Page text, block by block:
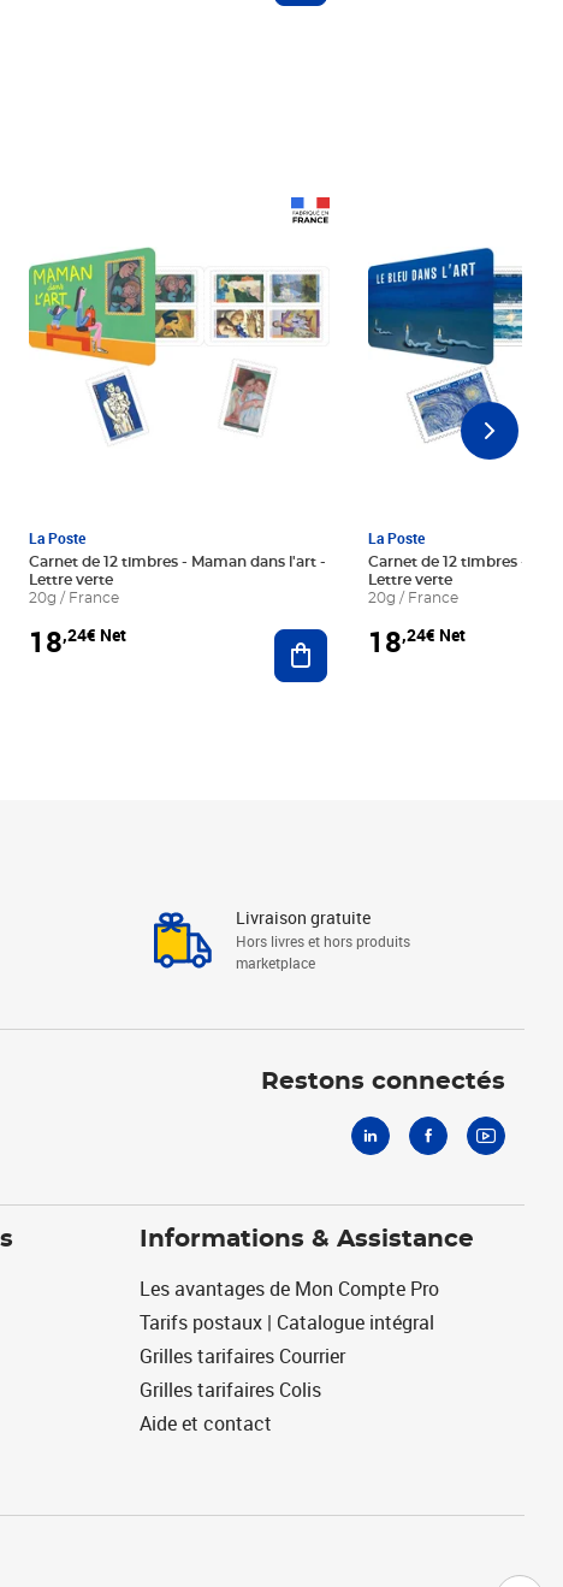
au panier
La Poste
Carnet de 12 timbres - Maman dans l'art -
Lettre verte
20g / France
18,24€ Net Ajouter au panier
La Poste
Carnet de 12 timbres - Le
Lettre verte
20g / France
18,24€ Net
Livraison gratuite
Hors livres et hors produits
marketplace
Restons connectés
Informations & Assistance
Les avantages de Mon Compte Pro
Tarifs postaux | Catalogue intégral
Grilles tarifaires Courrier
Grilles tarifaires Colis
Aide et contact